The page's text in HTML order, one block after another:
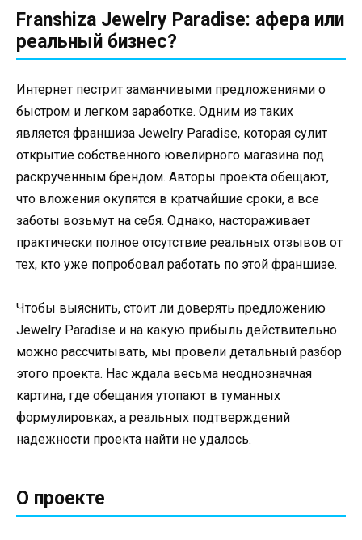
Franshiza Jewelry Paradise: афера или
реальный бизнес?
Интернет пестрит заманчивыми предложениями о
быстром и легком заработке. Одним из таких
является франшиза Jewelry Paradise, которая сулит
открытие собственного ювелирного магазина под
раскрученным брендом. Авторы проекта обещают,
что вложения окупятся в кратчайшие сроки, а все
заботы возьмут на себя. Однако, настораживает
практически полное отсутствие реальных отзывов от
тех, кто уже попробовал работать по этой франшизе.
Чтобы выяснить, стоит ли доверять предложению
Jewelry Paradise и на какую прибыль действительно
можно рассчитывать, мы провели детальный разбор
этого проекта. Нас ждала весьма неоднозначная
картина, где обещания утопают в туманных
формулировках, а реальных подтверждений
надежности проекта найти не удалось.
О проекте